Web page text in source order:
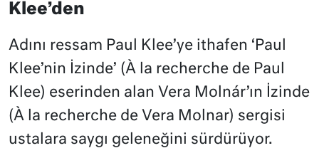
Klee’den
Adını ressam Paul Klee’ye ithafen ‘Paul
Klee’nin İzinde’ (À la recherche de Paul
Klee) eserinden alan Vera Molnár’ın İzinde
(À la recherche de Vera Molnar) sergisi
ustalara saygı geleneğini sürdürüyor.